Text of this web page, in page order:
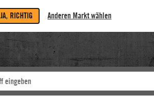
JA, RICHTIG Anderen Markt wählen